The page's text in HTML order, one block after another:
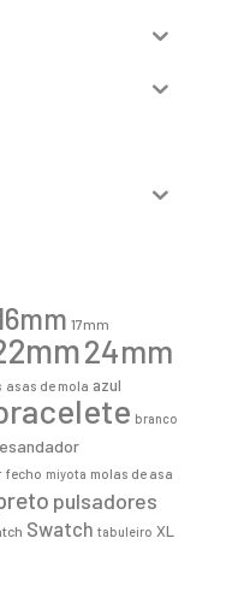
17mm
24mm
asas de mola azul
branco
fecho miyota molas de asa
pulsadores
Swatch tabuleiro XL